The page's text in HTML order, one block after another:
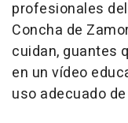
profesionales
Concha de
cuidan, guantes
en un vídeo
uso adecuado